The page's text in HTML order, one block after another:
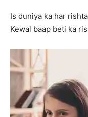
Is duniya ka har
Kewal baap beti ka